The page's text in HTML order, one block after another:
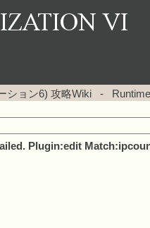
ション6) 攻略Wiki -
Plugin:edit